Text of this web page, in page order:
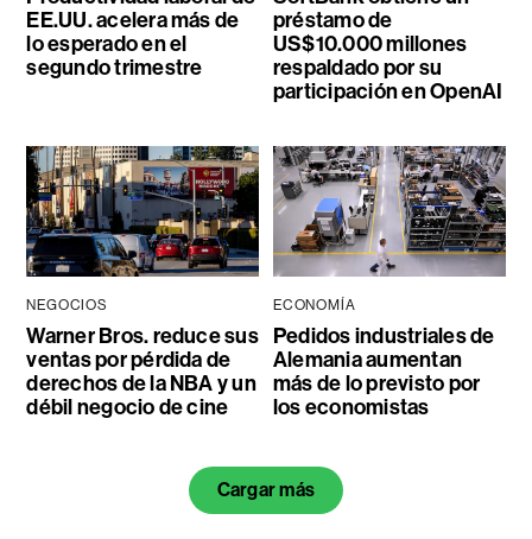
EE.UU. acelera más de
lo esperado en el
segundo trimestre
préstamo de
US$10.000 millones
respaldado por su
participación en OpenAI
NEGOCIOS
Warner Bros. reduce sus
ventas por pérdida de
derechos de la NBA y un
débil negocio de cine
ECONOMÍA
Pedidos industriales de
Alemania aumentan
más de lo previsto por
los economistas
Cargar más